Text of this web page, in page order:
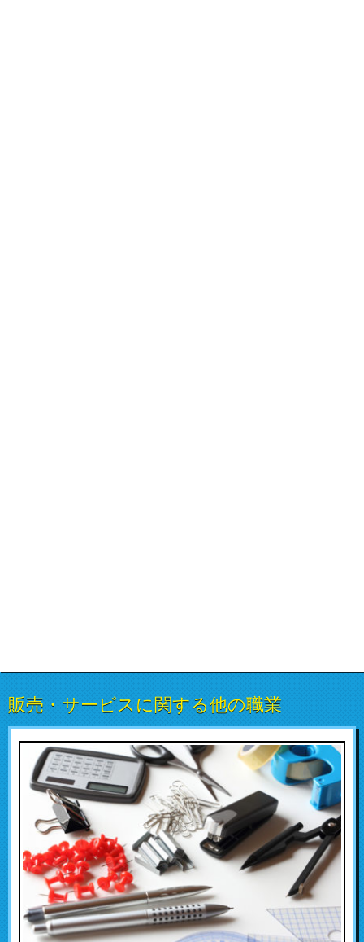
販売・サービスに関する他の職業